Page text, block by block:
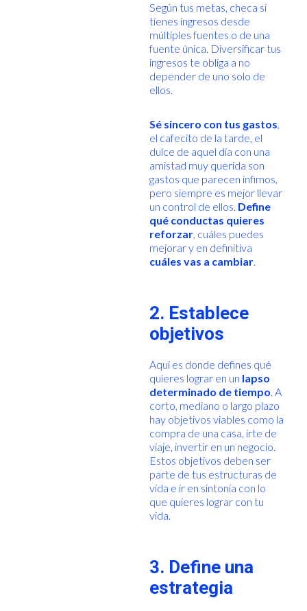
Según tus metas, checa si
tienes ingresos desde
múltiples fuentes o de una
fuente única. Diversificar tus
ingresos te obliga a no
depender de uno solo de
ellos.
Sé sincero con tus gastos,
el cafecito de la tarde, el
dulce de aquel día con una
amistad muy querida son
gastos que parecen ínfimos,
pero siempre es mejor llevar
un control de ellos. Define
qué conductas quieres
reforzar, cuáles puedes
mejorar y en definitiva
cuáles vas a cambiar.
2. Establece
objetivos
Aquí es donde defines qué
quieres lograr en un lapso
determinado de tiempo. A
corto, mediano o largo plazo
hay objetivos viables como la
compra de una casa, irte de
viaje, invertir en un negocio.
Estos objetivos deben ser
parte de tus estructuras de
vida e ir en sintonía con lo
que quieres lograr con tu
vida.
3. Define una
estrategia